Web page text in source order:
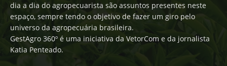
dia a dia do agropecuarista são assuntos presentes neste
espaço, sempre tendo o objetivo de fazer um giro pelo
universo da agropecuária brasileira.
GestAgro 360º é uma iniciativa da VetorCom e da jornalista
Katia Penteado.